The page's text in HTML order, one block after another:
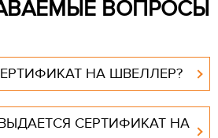
ВОПРОСЫ
НА ШВЕЛЛЕР?
СЕРТИФИКАТ НА